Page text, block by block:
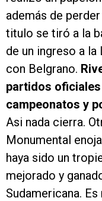
además de
titulo se tiró a la
de un ingreso a
con Belgrano.
partidos
campeonatos y
Asi nada cierra.
Monumental
haya sido un
mejorado y
Sudamericana.